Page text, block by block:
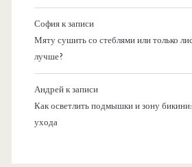
Софияк записи
Мяту сушить со стеблями или только
лучше?
Андрейк записи
Как осветлить подмышки и зону
ухода